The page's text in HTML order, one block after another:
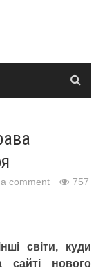
comment 757
світи, куди
нового